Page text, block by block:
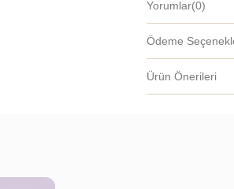
Yorumlar(0)
Ödeme
Ürün Önerileri